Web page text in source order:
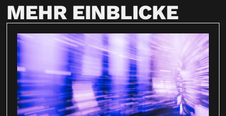
MEHR EINBLICKE